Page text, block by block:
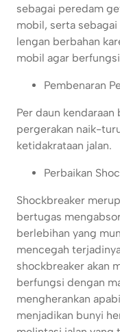
sebagai peredam
mobil, serta
lengan berbahan
mobil agar
Pembenaran
Per daun
pergerakan naik-
ketidakrataan jalan.
Perbaikan
Shockbreaker
bertugas
berlebihan yang
mencegah
shockbreaker akan
berfungsi dengan
mengherankan
menjadikan bunyi